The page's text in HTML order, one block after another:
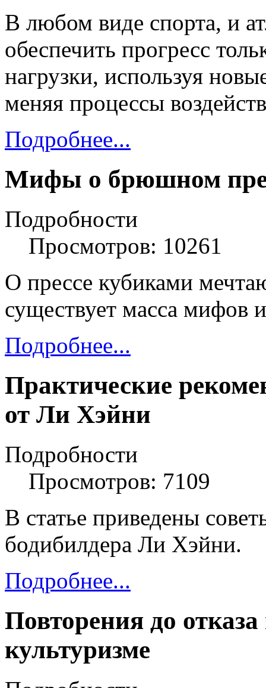
В любом виде спорта, и
обеспечить прогресс
нагрузки, используя
меняя процессы
Подробнее...
Мифы о брюшном
Подробности
Просмотров: 10261
О прессе кубиками
существует масса мифов
Подробнее...
Практические
от Ли Хэйни
Подробности
Просмотров: 7109
В статье приведены
бодибилдера Ли Хэйни.
Подробнее...
Повторения до
культуризме